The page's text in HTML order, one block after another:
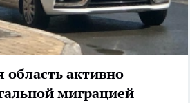
область активно
миграцией